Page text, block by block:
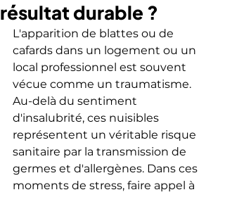
résultat durable ?
L'apparition de blattes ou de
cafards dans un logement ou un
local professionnel est souvent
vécue comme un traumatisme.
Au-delà du sentiment
d'insalubrité, ces nuisibles
représentent un véritable risque
sanitaire par la transmission de
germes et d'allergènes. Dans ces
moments de stress, faire appel à